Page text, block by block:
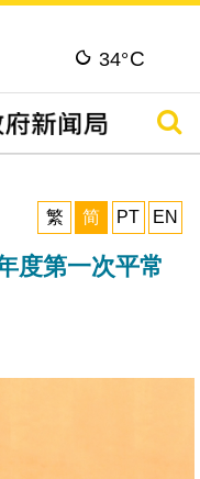
34°C
搜寻
繁
简 PT EN
度第一次平常